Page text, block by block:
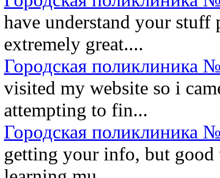
have understand your
extremely great....
Городская поликлиника
visited my website so i
attempting to fin...
Городская поликлиника
getting your info, but good